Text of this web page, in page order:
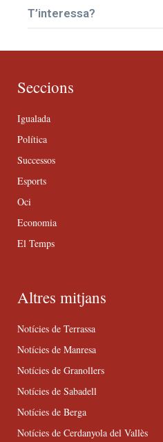
T’interessa?
Seccions
Igualada
Política
Successos
Esports
Oci
Economia
El Temps
Altres mitjans
Notícies de Terrassa
Notícies de Manresa
Notícies de Granollers
Notícies de Sabadell
Notícies de Berga
Notícies de Cerdanyola del Vallès